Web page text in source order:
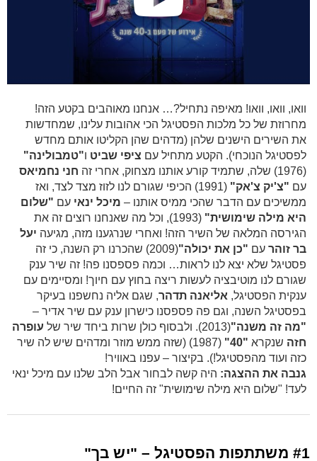
וואו, וואו, וואו! מאיפה נתחיל?… אנחנו מאוהבים בקטע הזה!
מחרוזת של כל מלכות הפסטיגל הכי אהובות עלינו, שמחדשות
את השירים הישנים שלהן (מדהים שהן הקליטו אותם מחדש
לפסטיגל הנוכחי). הקטע מתחיל עם ציפי שביט ו"טמבולינה"
(1976) שלה, שתמיד קורע אותנו מצחוק, אחרי זה
חני נחמיאס
עם "צ'יק צ'אק"
(1991) הכיפי שגורם לנו לזוז מצד לצד, ואז
ממשיכים עם הדבר שהכי ממיס אותנו – מיכל ינאי עם "שלום
היא מילה שימושית"
(1993), וכל מה שאנחנו רוצים זה את
הגירסה המלאה של השיר הזה! ואחרי שנרגענו מזה, מגיעה יעל
בר זוהר עם "כן את יכולה"
(2009) שהכרנו רק השנה, כי זה
פסטיגל שלא יצא לנו לראות… וכמה פספסנו פה! זה שיר ענק
שגורם לנו מוטיבציה לעשות ריצה בחוץ עם חיוך! ומסיימים עם
ענקית הפסטיגל, אליאנה תדהר, שגם אליה נחשפנו בעיקר
בפסטיגל השנה, וגם פה פספסנו כישרון ענק עם שיר אדיר –
"מה זה משנה"(2013). ולבסוף כולן שרות ביחד שיר של
עופרה
חזה שנקרא "40"
(1987) (שזה ממש מוזר ומדהים שיש לה שיר
כזה ועוד מהפסטיגל!). בקיצור – עפנו באוויר!
גנבה את ההצגה: היה קשה לבחור אבל הלב שלנו עם מיכל ינאי
לעד! "שלום היא מילה שימושית" זה החיים!
#1 משתתפות הפסטיגל – "יש בך"